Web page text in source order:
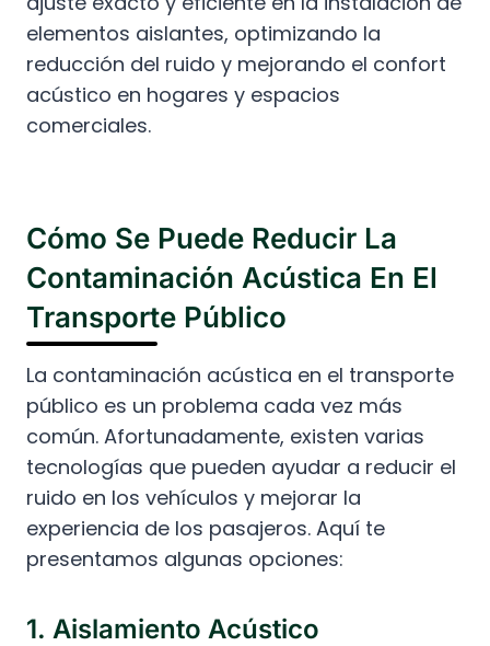
elementos aislantes, optimizando la
reducción del ruido y mejorando el confort
acústico en hogares y espacios
comerciales.
Cómo Se Puede Reducir La
Contaminación Acústica En El
Transporte Público
La contaminación acústica en el transporte
público es un problema cada vez más
común. Afortunadamente, existen varias
tecnologías que pueden ayudar a reducir el
ruido en los vehículos y mejorar la
experiencia de los pasajeros. Aquí te
presentamos algunas opciones:
1. Aislamiento Acústico